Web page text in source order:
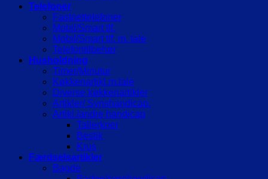
Telefoner
Fastnettelefoner
Mobil/Smart tlf.
Mobil/Smart tlf. m. tale
Telefontilbehør
Husholdning
Timer/Minutur
Køkkenartikl.m.tale
Diverse køkkenartikler
Artikler/ Synshandicap.
Artikl./andre handicap
Tallerkner
Bestik
Krus
Færdselsartikler
Bagde